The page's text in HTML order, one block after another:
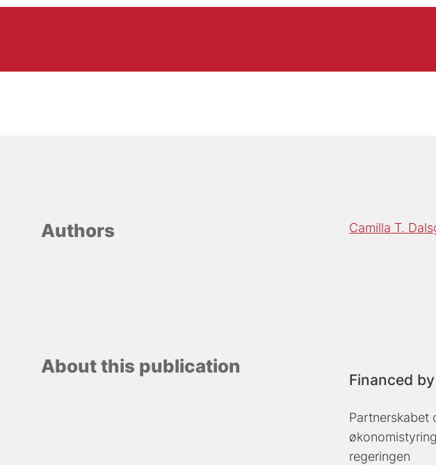
Authors Camilla T.
About this publication
Financed by
Partnerskabet
regeringen